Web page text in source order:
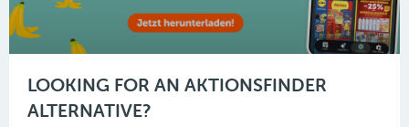
LOOKING FOR AN AKTIONSFINDER
ALTERNATIVE?